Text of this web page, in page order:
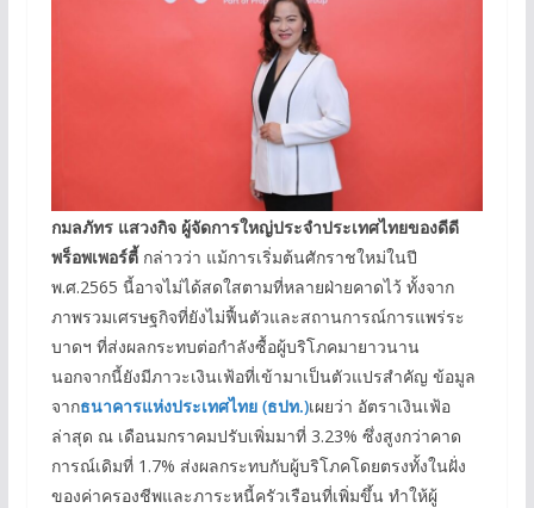
กมลภัทร แสวงกิจ ผู้จัดการใหญ่ประจำประเทศไทยของดีดี
พร็อพเพอร์ตี้กล่าวว่า แม้การเริ่มต้นศักราชใหม่ในปี
พ.ศ.2565 นี้อาจไม่ได้สดใสตามที่หลายฝ่ายคาดไว้ ทั้งจาก
ภาพรวมเศรษฐกิจที่ยังไม่ฟื้นตัวและสถานการณ์การแพร่ระ
บาดฯ ที่ส่งผลกระทบต่อกำลังซื้อผู้บริโภคมายาวนาน
นอกจากนี้ยังมีภาวะเงินเฟ้อที่เข้ามาเป็นตัวแปรสำคัญ ข้อมูล
จากธนาคารแห่งประเทศไทย (ธปท.)เผยว่า อัตราเงินเฟ้อ
ล่าสุด ณ เดือนมกราคมปรับเพิ่มมาที่ 3.23% ซึ่งสูงกว่าคาด
การณ์เดิมที่ 1.7% ส่งผลกระทบกับผู้บริโภคโดยตรงทั้งในฝั่ง
ของค่าครองชีพและภาระหนี้ครัวเรือนที่เพิ่มขึ้น ทำให้ผู้